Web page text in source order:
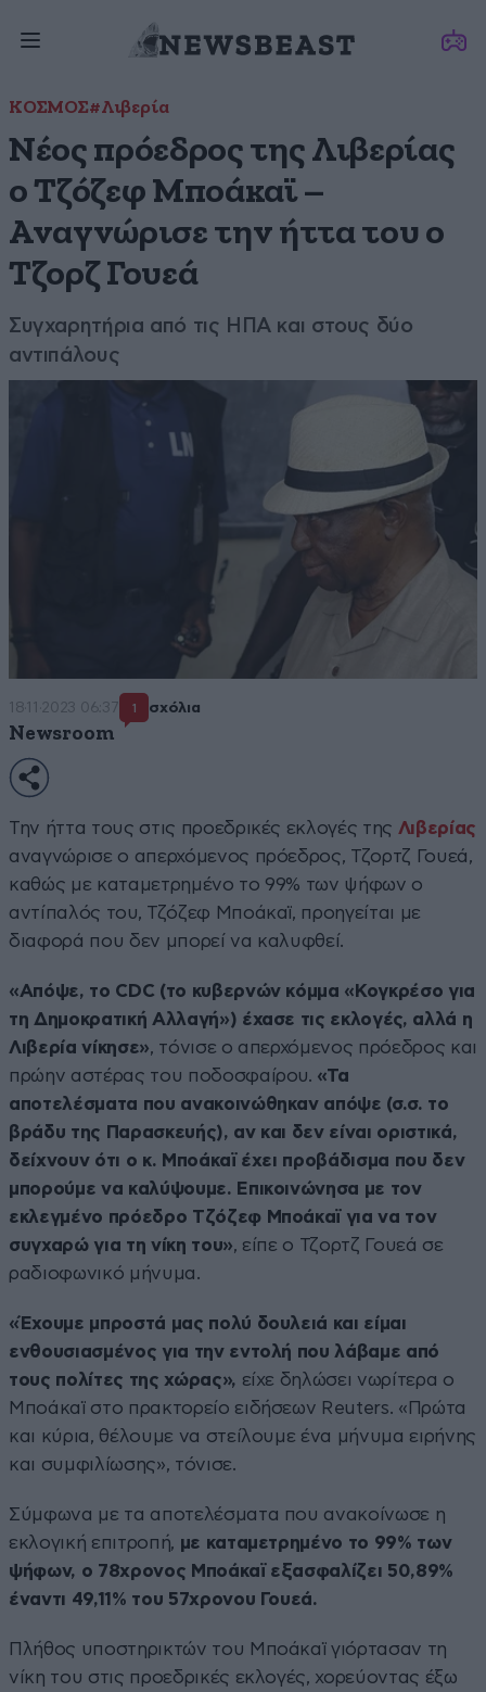
ΚΟΣΜΟΣ#Λιβερία
Νέος πρόεδρος της Λιβερίας
ο Τζόζεφ Μποάκαϊ –
Αναγνώρισε την ήττα του ο
Τζορζ Γουεά
Συγχαρητήρια από τις ΗΠΑ και στους δύο
αντιπάλους
18·11·2023 06:37 1 σχόλια
Newsroom
Την ήττα τους στις προεδρικές εκλογές της Λιβερίας
αναγνώρισε ο απερχόμενος πρόεδρος, Τζορτζ Γουεά,
καθώς με καταμετρημένο το 99% των ψήφων ο
αντίπαλός του, Τζόζεφ Μποάκαϊ, προηγείται με
διαφορά που δεν μπορεί να καλυφθεί.
«Απόψε, το CDC (το κυβερνών κόμμα «Κογκρέσο για
τη Δημοκρατική Αλλαγή») έχασε τις εκλογές, αλλά η
Λιβερία νίκησε», τόνισε ο απερχόμενος πρόεδρος και
πρώην αστέρας του ποδοσφαίρου. «Τα
αποτελέσματα που ανακοινώθηκαν απόψε (σ.σ. το
βράδυ της Παρασκευής), αν και δεν είναι οριστικά,
δείχνουν ότι ο κ. Μποάκαϊ έχει προβάδισμα που δεν
μπορούμε να καλύψουμε. Επικοινώνησα με τον
εκλεγμένο πρόεδρο Τζόζεφ Μποάκαϊ για να τον
συγχαρώ για τη νίκη του», είπε ο Τζορτζ Γουεά σε
ραδιοφωνικό μήνυμα.
«Έχουμε μπροστά μας πολύ δουλειά και είμαι
ενθουσιασμένος για την εντολή που λάβαμε από
τους πολίτες της χώρας», είχε δηλώσει νωρίτερα ο
Μποάκαϊ στο πρακτορείο ειδήσεων Reuters. «Πρώτα
και κύρια, θέλουμε να στείλουμε ένα μήνυμα ειρήνης
και συμφιλίωσης», τόνισε.
Σύμφωνα με τα αποτελέσματα που ανακοίνωσε η
εκλογική επιτροπή, με καταμετρημένο το 99% των
ψήφων, ο 78χρονος Μποάκαϊ εξασφαλίζει 50,89%
έναντι 49,11% του 57χρονου Γουεά.
Πλήθος υποστηρικτών του Μποάκαϊ γιόρτασαν τη
νίκη του στις προεδρικές εκλογές, χορεύοντας έξω